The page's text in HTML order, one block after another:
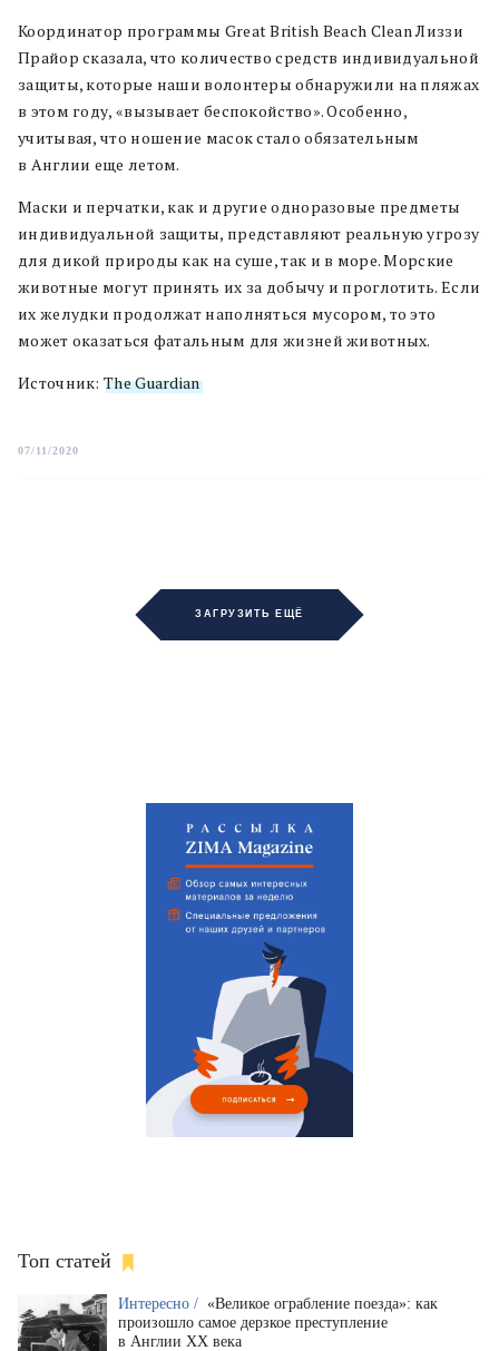
Координатор программы Great British Beach Clean Лиззи
Прайор сказала, что количество средств индивидуальной
защиты, которые наши волонтеры обнаружили на пляжах
в этом году, «вызывает беспокойство». Особенно,
учитывая, что ношение масок стало обязательным
в Англии еще летом.
Маски и перчатки, как и другие одноразовые предметы
индивидуальной защиты, представляют реальную угрозу
для дикой природы как на суше, так и в море. Морские
животные могут принять их за добычу и проглотить. Если
их желудки продолжат наполняться мусором, то это
может оказаться фатальным для жизней животных.
Источник: The Guardian
07/11/2020
ЗАГРУЗИТЬ ЕЩЁ
Топ статей
Интересно / «Великое ограбление поезда»: как
произошло самое дерзкое преступление
в Англии XX века